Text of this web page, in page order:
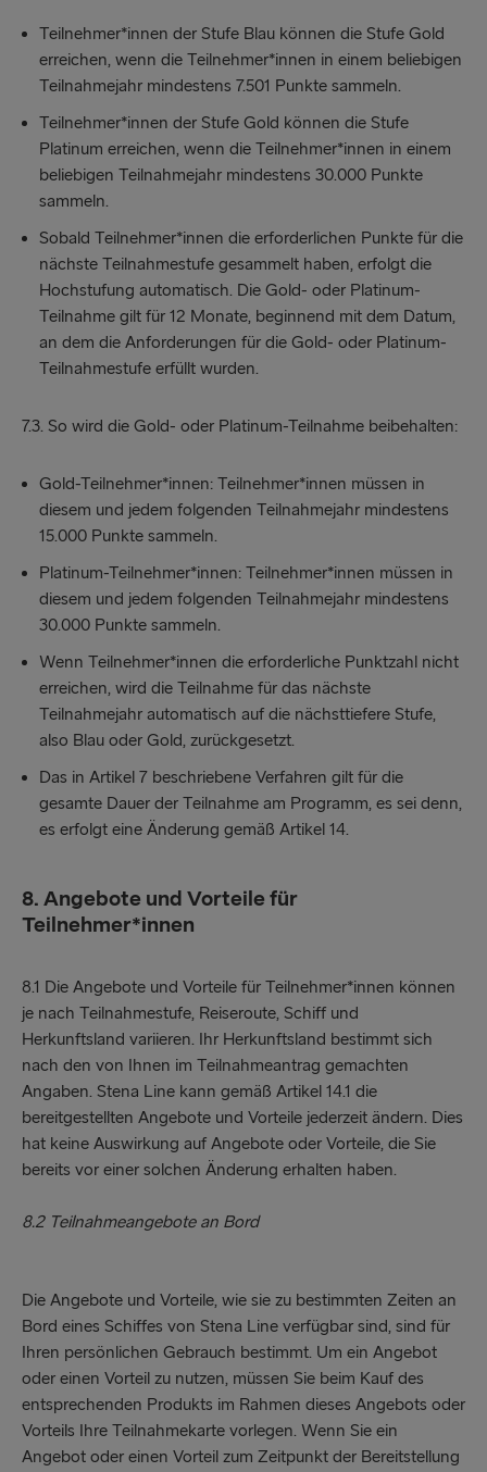
Teilnehmer*innen der Stufe Blau können die Stufe Gold
erreichen, wenn die Teilnehmer*innen in einem beliebigen
Teilnahmejahr mindestens 7.501 Punkte sammeln.
Teilnehmer*innen der Stufe Gold können die Stufe
Platinum erreichen, wenn die Teilnehmer*innen in einem
beliebigen Teilnahmejahr mindestens 30.000 Punkte
sammeln.
Sobald Teilnehmer*innen die erforderlichen Punkte für die
nächste Teilnahmestufe gesammelt haben, erfolgt die
Hochstufung automatisch. Die Gold- oder Platinum-
Teilnahme gilt für 12 Monate, beginnend mit dem Datum,
an dem die Anforderungen für die Gold- oder Platinum-
Teilnahmestufe erfüllt wurden.
7.3. So wird die Gold- oder Platinum-Teilnahme beibehalten:
Gold-Teilnehmer*innen: Teilnehmer*innen müssen in
diesem und jedem folgenden Teilnahmejahr mindestens
15.000 Punkte sammeln.
Platinum-Teilnehmer*innen: Teilnehmer*innen müssen in
diesem und jedem folgenden Teilnahmejahr mindestens
30.000 Punkte sammeln.
Wenn Teilnehmer*innen die erforderliche Punktzahl nicht
erreichen, wird die Teilnahme für das nächste
Teilnahmejahr automatisch auf die nächsttiefere Stufe,
also Blau oder Gold, zurückgesetzt.
Das in Artikel 7 beschriebene Verfahren gilt für die
gesamte Dauer der Teilnahme am Programm, es sei denn,
es erfolgt eine Änderung gemäß Artikel 14.
8. Angebote und Vorteile für
Teilnehmer*innen
8.1 Die Angebote und Vorteile für Teilnehmer*innen können
je nach Teilnahmestufe, Reiseroute, Schiff und
Herkunftsland variieren. Ihr Herkunftsland bestimmt sich
nach den von Ihnen im Teilnahmeantrag gemachten
Angaben. Stena Line kann gemäß Artikel 14.1 die
bereitgestellten Angebote und Vorteile jederzeit ändern. Dies
hat keine Auswirkung auf Angebote oder Vorteile, die Sie
bereits vor einer solchen Änderung erhalten haben.
8.2 Teilnahmeangebote an Bord
Die Angebote und Vorteile, wie sie zu bestimmten Zeiten an
Bord eines Schiffes von Stena Line verfügbar sind, sind für
Ihren persönlichen Gebrauch bestimmt. Um ein Angebot
oder einen Vorteil zu nutzen, müssen Sie beim Kauf des
entsprechenden Produkts im Rahmen dieses Angebots oder
Vorteils Ihre Teilnahmekarte vorlegen. Wenn Sie ein
Angebot oder einen Vorteil zum Zeitpunkt der Bereitstellung